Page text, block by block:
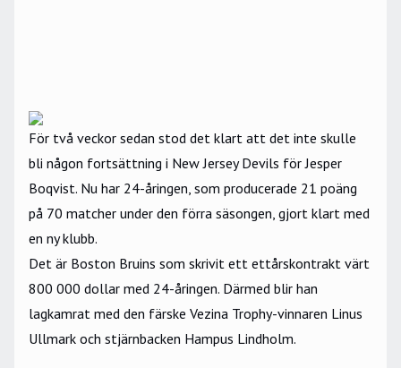
För två veckor sedan stod det klart att det inte skulle
bli någon fortsättning i New Jersey Devils för Jesper
Boqvist. Nu har 24-åringen, som producerade 21 poäng
på 70 matcher under den förra säsongen, gjort klart med
en ny klubb.
Det är Boston Bruins som skrivit ett ettårskontrakt värt
800 000 dollar med 24-åringen. Därmed blir han
lagkamrat med den färske Vezina Trophy-vinnaren Linus
Ullmark och stjärnbacken Hampus Lindholm.